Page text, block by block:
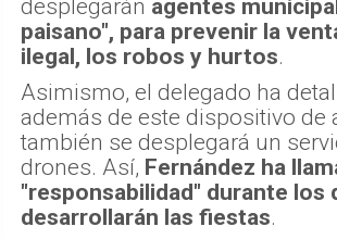
desplegarán agentes
paisano", para prevenir la
ilegal, los robos y hurtos.
Asimismo, el delegado ha
además de este dispositivo de
también se desplegará un
drones. Así, Fernández ha
"responsabilidad" durante los
desarrollarán las fiestas.